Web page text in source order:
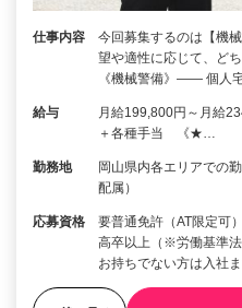
仕事内容
今回募集するのは【機
望や適性に応じて、ど
《機械警備》―― 個人
給与
月給199,800円～月給
＋各種手当 《★…
勤務地
岡山県内各エリアでの
配属）
応募資格
要普通免許（AT限定可
高卒以上（※労働基準
お持ちでない方は入社